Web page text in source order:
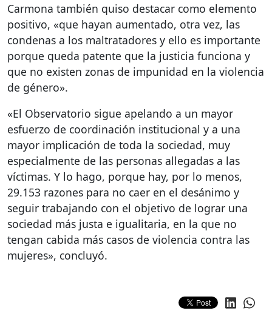
Carmona también quiso destacar como elemento
positivo, «que hayan aumentado, otra vez, las
condenas a los maltratadores y ello es importante
porque queda patente que la justicia funciona y
que no existen zonas de impunidad en la violencia
de género».
«El Observatorio sigue apelando a un mayor
esfuerzo de coordinación institucional y a una
mayor implicación de toda la sociedad, muy
especialmente de las personas allegadas a las
víctimas. Y lo hago, porque hay, por lo menos,
29.153 razones para no caer en el desánimo y
seguir trabajando con el objetivo de lograr una
sociedad más justa e igualitaria, en la que no
tengan cabida más casos de violencia contra las
mujeres», concluyó.